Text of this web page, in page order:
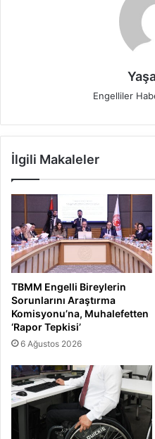
Engelliler
İlgili Makaleler
TBMM Engelli Bireylerin
Sorunlarını Araştırma
Komisyonu’na, Muhalefetten
‘Rapor Tepkisi’
6 Ağustos 2026